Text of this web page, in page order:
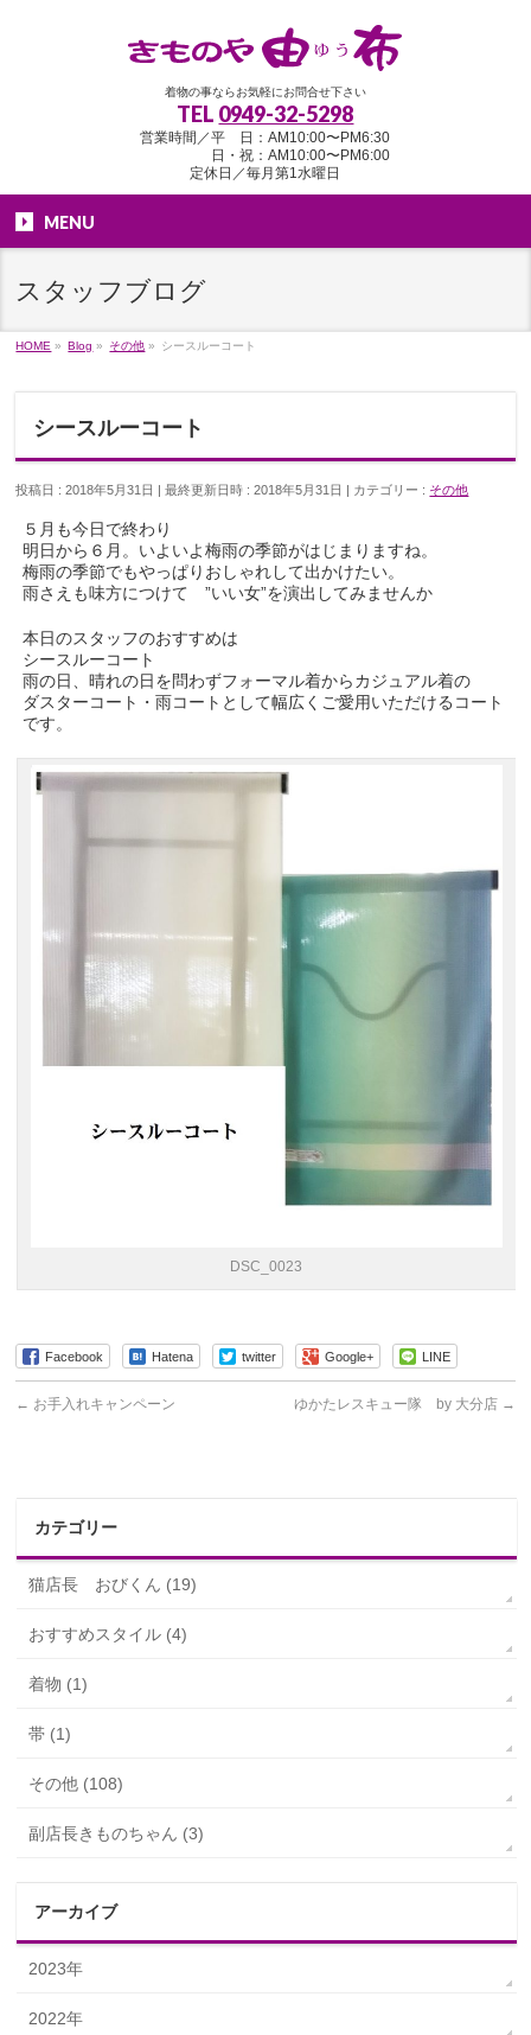
着物の事ならお気軽にお問合せ下さい
TEL 0949-32-5298
営業時間／平 日：AM10:00〜PM6:30
日・祝：AM10:00〜PM6:00
定休日／毎月第1水曜日
MENU
スタッフブログ
HOME » Blog » その他 » シースルーコート
シースルーコート
投稿日 : 2018年5月31日 最終更新日時 : 2018年5月31日 カテゴリー : その他
５月も今日で終わり
明日から６月。いよいよ梅雨の季節がはじまりますね。
梅雨の季節でもやっぱりおしゃれして出かけたい。
雨さえも味方につけて ”いい女”を演出してみませんか
本日のスタッフのおすすめは
シースルーコート
雨の日、晴れの日を問わずフォーマル着からカジュアル着の
ダスターコート・雨コートとして幅広くご愛用いただけるコート
です。
DSC_0023
Facebook Hatena twitter Google+ LINE
← お手入れキャンペーン ゆかたレスキュー隊 by 大分店 →
カテゴリー
猫店長 おびくん (19)
おすすめスタイル (4)
着物 (1)
帯 (1)
その他 (108)
副店長きものちゃん (3)
アーカイブ
2023年
2022年